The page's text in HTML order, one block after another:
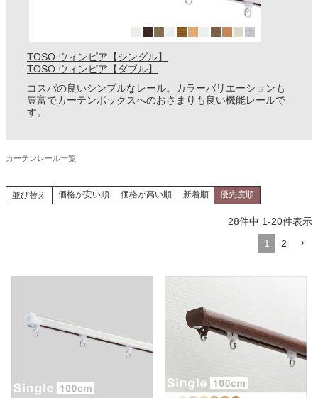
TOSO ウィンピア【シングル】
TOSO ウィンピア【ダブル】
コスパの良いシンプルなレール。カラーバリエーションも
豊富でカーテンボックスへのおさまりも良い機能レールで
す。
カーテンレール一覧
並び替え 価格が安い順 価格が高い順 新着順 優先度順
28件中 1-20件表示
1
2